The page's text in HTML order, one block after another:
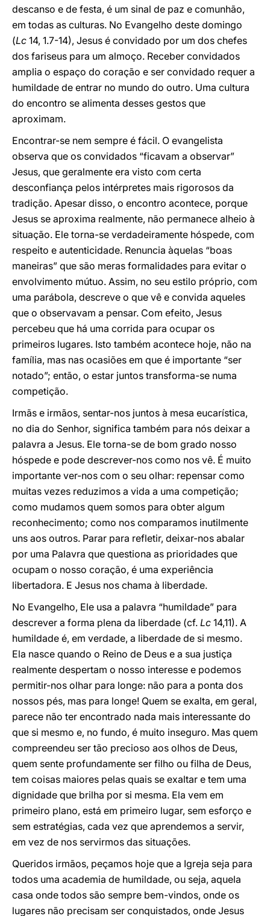
descanso e de festa, é um sinal de paz e comunhão,
em todas as culturas. No Evangelho deste domingo
(Lc 14, 1.7-14), Jesus é convidado por um dos chefes
dos fariseus para um almoço. Receber convidados
amplia o espaço do coração e ser convidado requer a
humildade de entrar no mundo do outro. Uma cultura
do encontro se alimenta desses gestos que
aproximam.
Encontrar-se nem sempre é fácil. O evangelista
observa que os convidados “ficavam a observar”
Jesus, que geralmente era visto com certa
desconfiança pelos intérpretes mais rigorosos da
tradição. Apesar disso, o encontro acontece, porque
Jesus se aproxima realmente, não permanece alheio à
situação. Ele torna-se verdadeiramente hóspede, com
respeito e autenticidade. Renuncia àquelas “boas
maneiras” que são meras formalidades para evitar o
envolvimento mútuo. Assim, no seu estilo próprio, com
uma parábola, descreve o que vê e convida aqueles
que o observavam a pensar. Com efeito, Jesus
percebeu que há uma corrida para ocupar os
primeiros lugares. Isto também acontece hoje, não na
família, mas nas ocasiões em que é importante “ser
notado”; então, o estar juntos transforma-se numa
competição.
Irmãs e irmãos, sentar-nos juntos à mesa eucarística,
no dia do Senhor, significa também para nós deixar a
palavra a Jesus. Ele torna-se de bom grado nosso
hóspede e pode descrever-nos como nos vê. É muito
importante ver-nos com o seu olhar: repensar como
muitas vezes reduzimos a vida a uma competição;
como mudamos quem somos para obter algum
reconhecimento; como nos comparamos inutilmente
uns aos outros. Parar para refletir, deixar-nos abalar
por uma Palavra que questiona as prioridades que
ocupam o nosso coração, é uma experiência
libertadora. E Jesus nos chama à liberdade.
No Evangelho, Ele usa a palavra “humildade” para
descrever a forma plena da liberdade (cf. Lc 14,11). A
humildade é, em verdade, a liberdade de si mesmo.
Ela nasce quando o Reino de Deus e a sua justiça
realmente despertam o nosso interesse e podemos
permitir-nos olhar para longe: não para a ponta dos
nossos pés, mas para longe! Quem se exalta, em geral,
parece não ter encontrado nada mais interessante do
que si mesmo e, no fundo, é muito inseguro. Mas quem
compreendeu ser tão precioso aos olhos de Deus,
quem sente profundamente ser filho ou filha de Deus,
tem coisas maiores pelas quais se exaltar e tem uma
dignidade que brilha por si mesma. Ela vem em
primeiro plano, está em primeiro lugar, sem esforço e
sem estratégias, cada vez que aprendemos a servir,
em vez de nos servirmos das situações.
Queridos irmãos, peçamos hoje que a Igreja seja para
todos uma academia de humildade, ou seja, aquela
casa onde todos são sempre bem-vindos, onde os
lugares não precisam ser conquistados, onde Jesus